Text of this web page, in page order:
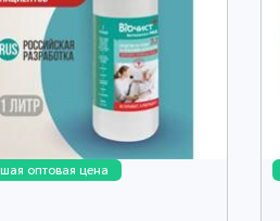
оптовая цена